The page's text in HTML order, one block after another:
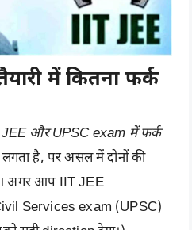
में कितना फर्क
और UPSC exam में फर्क
है, पर असल में दोनों की
अगर आप IIT JEE
Services exam (UPSC)